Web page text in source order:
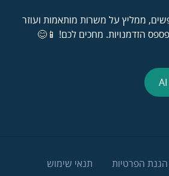
ממליץ על משרות מותאמות ועוזר
הזדמנויות. מחכים לכם! 📱😊
הגנת הפרטיות תנאי שימוש